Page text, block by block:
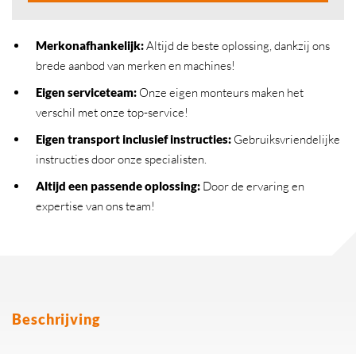
Merkonafhankelijk:Altijd de beste oplossing, dankzij ons
brede aanbod van merken en machines!
Eigen serviceteam:Onze eigen monteurs maken het
verschil met onze top-service!
Eigen transport inclusief instructies:Gebruiksvriendelijke
instructies door onze specialisten.
Altijd een passende oplossing:Door de ervaring en
expertise van ons team!
Beschrijving